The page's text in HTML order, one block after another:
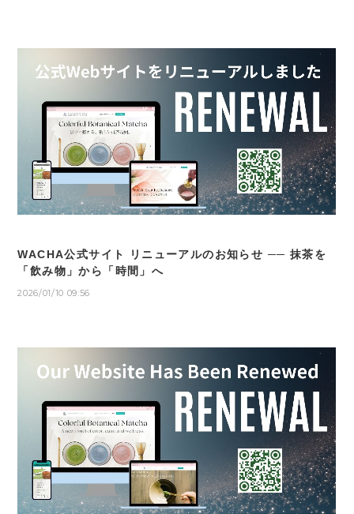
WACHA公式サイト リニューアルのお知らせ ── 抹茶を
「飲み物」から「時間」へ
2026/01/10 09:56